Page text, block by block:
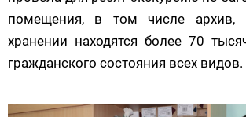
помещения, в том числе
хранении находятся более 70
гражданского состояния всех видов.